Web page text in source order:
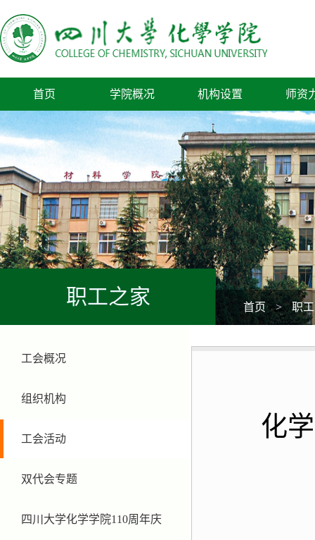
首页 学院概况 机构设置 师资
职工之家 首页 > 职
工会概况
组织机构
工会活动
双代会专题
四川大学化学学院110周年庆
化